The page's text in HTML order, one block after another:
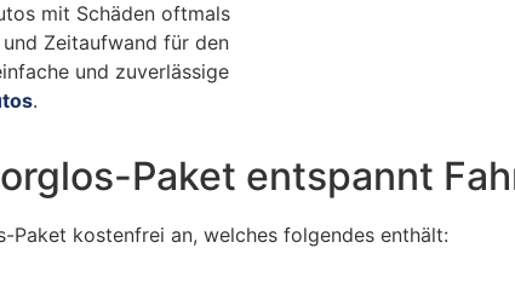
mit Schäden oftmals
Zeitaufwand für den
und zuverlässige
.
Paket entspannt
Paket kostenfrei an, welches folgendes enthält: